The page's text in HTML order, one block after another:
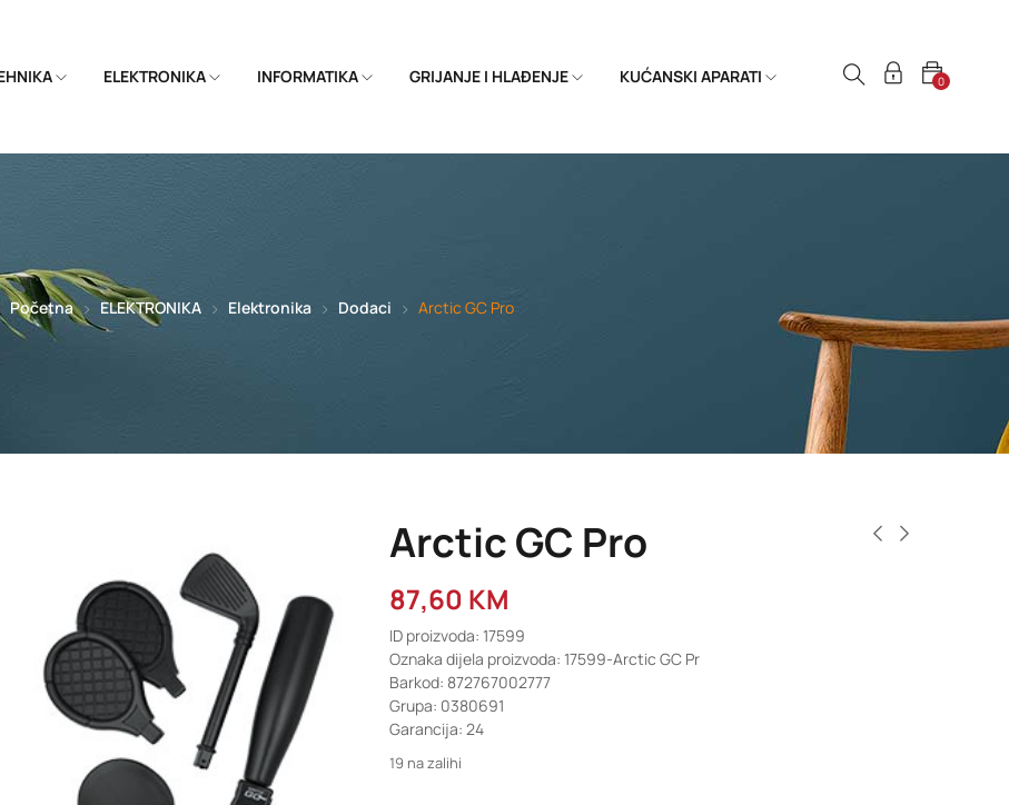
ELEKTRONIKA INFORMATIKA GRIJANJE I HLAĐENJE KUĆANSKI APARATI 0
Početna ELEKTRONIKA Elektronika Dodaci Arctic GC Pro
Arctic GC Pro
87,60 KM
ID proizvoda: 17599
Oznaka dijela proizvoda: 17599-Arctic GC Pr
Barkod: 872767002777
Grupa: 0380691
Garancija: 24
19 na zalihi